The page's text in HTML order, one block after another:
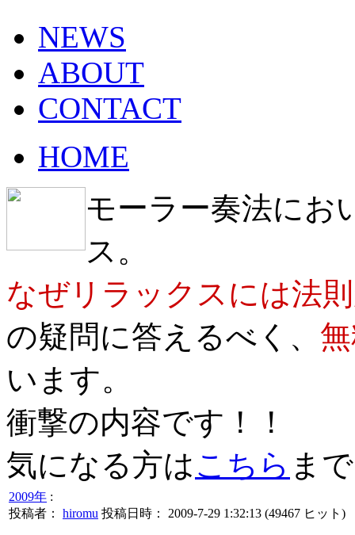
NEWS
ABOUT
CONTACT
HOME
モーラー奏法にお
ス。
なぜリラックスには法
の疑問に答えるべく、
います。
衝撃の内容です！！
気になる方はこちら まで
2009年 :
投稿者： hiromu 投稿日時： 2009-7-29 1:32:13 (49467 ヒット )